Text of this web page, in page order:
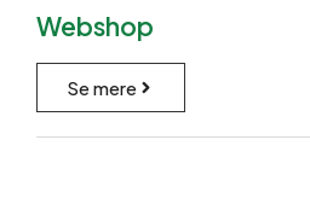
Webshop
Se mere